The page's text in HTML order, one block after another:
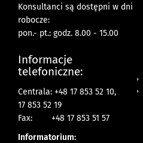
Konsultanci są dostępni w dni
robocze:
pon.- pt.: godz. 8.00 - 15.00
Informacje
telefoniczne:
Centrala: +48 17 853 52 10,
17 853 52 19
Fax:
+48 17 853 51 57
Informatorium: